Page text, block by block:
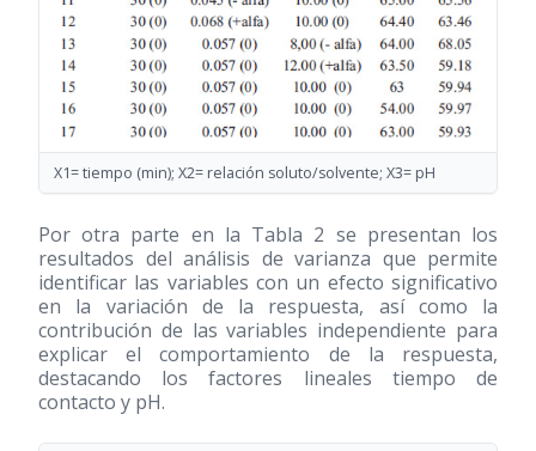
X1= tiempo (min); X2= relación soluto/solvente; X3= pH
Por otra parte en la Tabla 2 se presentan los
resultados del análisis de varianza que permite
identificar las variables con un efecto significativo
en la variación de la respuesta, así como la
contribución de las variables independiente para
explicar el comportamiento de la respuesta,
destacando los factores lineales tiempo de
contacto y pH.